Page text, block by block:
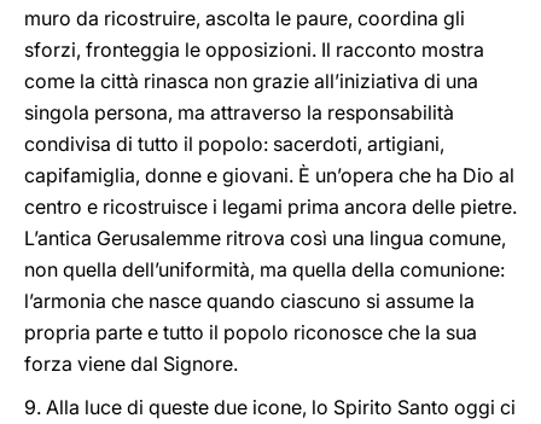
muro da ricostruire, ascolta le paure, coordina gli
sforzi, fronteggia le opposizioni. Il racconto mostra
come la città rinasca non grazie all’iniziativa di una
singola persona, ma attraverso la responsabilità
condivisa di tutto il popolo: sacerdoti, artigiani,
capifamiglia, donne e giovani. È un’opera che ha Dio al
centro e ricostruisce i legami prima ancora delle pietre.
L’antica Gerusalemme ritrova così una lingua comune,
non quella dell’uniformità, ma quella della comunione:
l’armonia che nasce quando ciascuno si assume la
propria parte e tutto il popolo riconosce che la sua
forza viene dal Signore.
9. Alla luce di queste due icone, lo Spirito Santo oggi ci